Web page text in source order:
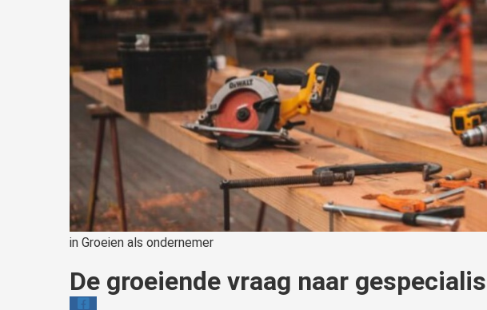
in Groeien als ondernemer
De groeiende vraag naar